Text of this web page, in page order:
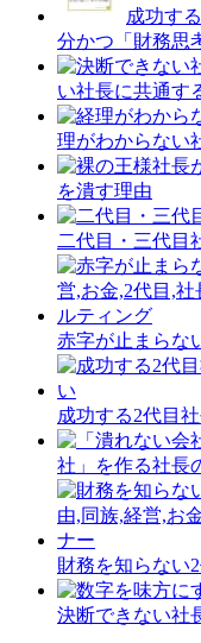
成功す
分かつ「財務思
い社長に共通す
理がわからない
を潰す理由
二代目・三代目
赤字が止まらな
成功する2代目
社」を作る社長
財務を知らない
決断できない社